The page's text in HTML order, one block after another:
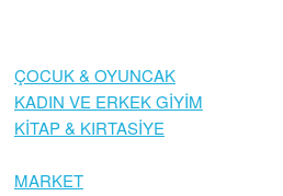
ÇOCUK & OYUNCAK
KADIN VE ERKEK GİYİM
KİTAP & KIRTASİYE
MARKET